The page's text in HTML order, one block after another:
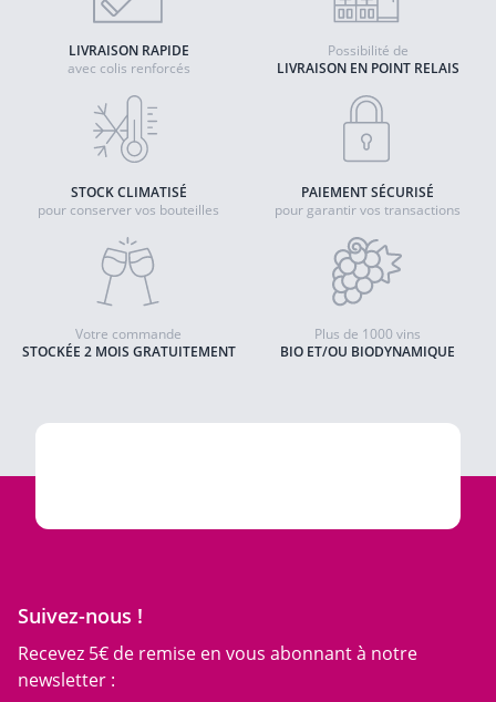
LIVRAISON RAPIDE
avec colis renforcés
LIVRAISON EN POINT RELAIS
Possibilité de
STOCK CLIMATISÉ
pour conserver vos bouteilles
PAIEMENT SÉCURISÉ
pour garantir vos transactions
STOCKÉE 2 MOIS GRATUITEMENT
Votre commande
BIO ET/OU BIODYNAMIQUE
Plus de 1000 vins
Suivez-nous !
Recevez 5€ de remise en vous abonnant à notre
newsletter :